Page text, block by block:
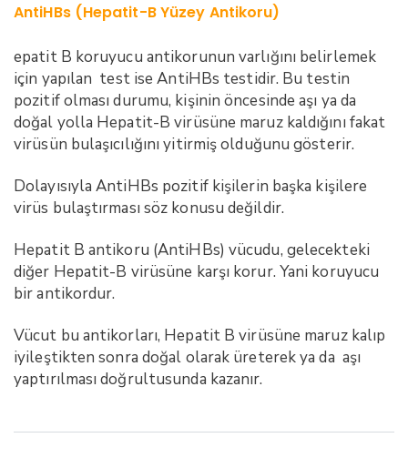
AntiHBs (Hepatit-B Yüzey Antikoru)
epatit B koruyucu antikorunun varlığını belirlemek
için yapılan test ise AntiHBs testidir. Bu testin
pozitif olması durumu, kişinin öncesinde aşı ya da
doğal yolla Hepatit-B virüsüne maruz kaldığını fakat
virüsün bulaşıcılığını yitirmiş olduğunu gösterir.
Dolayısıyla AntiHBs pozitif kişilerin başka kişilere
virüs bulaştırması söz konusu değildir.
Hepatit B antikoru (AntiHBs) vücudu, gelecekteki
diğer Hepatit-B virüsüne karşı korur. Yani koruyucu
bir antikordur.
Vücut bu antikorları, Hepatit B virüsüne maruz kalıp
iyileştikten sonra doğal olarak üreterek ya da aşı
yaptırılması doğrultusunda kazanır.